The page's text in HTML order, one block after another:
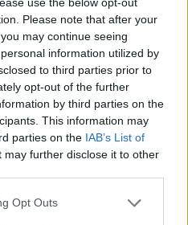
Please note that after your
may continue seeing
information utilized by
to third parties prior to
opt-out of the further
by third parties on the
This information may
parties on the IAB’s List of
may further disclose it to other
Opt Outs